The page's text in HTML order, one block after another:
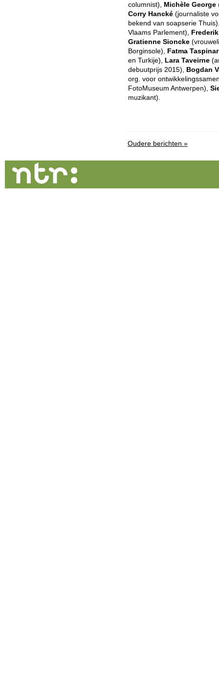
columnist), Michèle George
Corry Hancké (journaliste
bekend van soapserie
Vlaams Parlement),
Gratienne Sioncke
Borginsole), Fatma Taspinar
en Turkije), Lara Taveirne
debuutprijs 2015), Bogdan
org. voor
FotoMuseum Antwerpen),
muzikant).
Oudere berichten »